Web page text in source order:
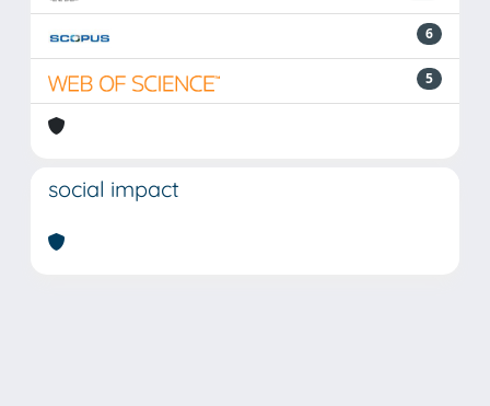
6
5
social impact